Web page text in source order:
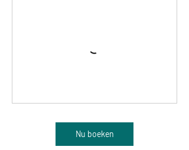
Nu boeken